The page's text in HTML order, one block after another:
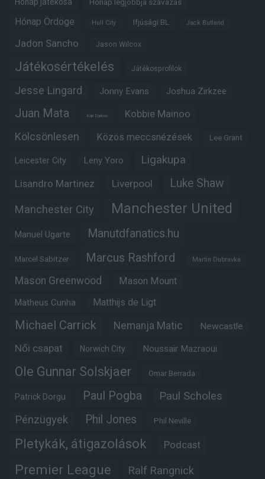
Hónap Ördöge Hull City Ifjúsági BL Jack Butland
Jadon Sancho Jason Wilcox
Játékosértékelés Játékosprofilok
Jesse Lingard Jonny Evans Joshua Zirkzee
Juan Mata Karl Darlow Kobbie Mainoo
Kölcsönlesen Közös meccsnézések Lee Grant
Leicester City Leny Yoro Ligakupa
Lisandro Martinez Liverpool Luke Shaw
Manchester City Manchester United
Manuel Ugarte Manutdfanatics.hu
Marcel Sabitzer Marcus Rashford Martin Dubravka
Mason Greenwood Mason Mount
Matheus Cunha Matthijs de Ligt
Michael Carrick Nemanja Matic Newcastle
Női csapat Norwich City Noussair Mazraoui
Ole Gunnar Solskjaer Omar Berrada
Patrick Dorgu Paul Pogba Paul Scholes
Pénzügyek Phil Jones Phil Neville
Pletykák, átigazolások Podcast
Premier League Ralf Rangnick